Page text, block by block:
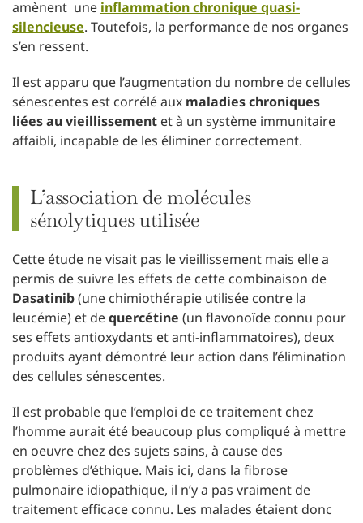
amènent une inflammation chronique quasi-
silencieuse. Toutefois, la performance de nos organes
s’en ressent.
Il est apparu que l’augmentation du nombre de cellules
sénescentes est corrélé aux maladies chroniques
liées au vieillissement et à un système immunitaire
affaibli, incapable de les éliminer correctement.
L’association de molécules
sénolytiques utilisée
Cette étude ne visait pas le vieillissement mais elle a
permis de suivre les effets de cette combinaison de
Dasatinib(une chimiothérapie utilisée contre la
leucémie) et dequercétine (un flavonoïde connu pour
ses effets antioxydants et anti-inflammatoires), deux
produits ayant démontré leur action dans l’élimination
des cellules sénescentes.
Il est probable que l’emploi de ce traitement chez
l’homme aurait été beaucoup plus compliqué à mettre
en oeuvre chez des sujets sains, à cause des
problèmes d’éthique. Mais ici, dans la fibrose
pulmonaire idiopathique, il n’y a pas vraiment de
traitement efficace connu. Les malades étaient donc